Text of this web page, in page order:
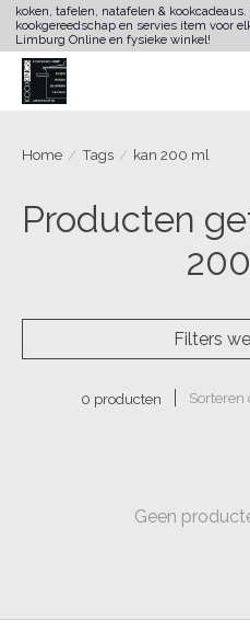
koken, tafelen, natafelen &
kookgereedschap en servies item voor
Limburg Online en fysieke winkel!
Home / Tags / kan 200 ml
Producten
Filters
0 producten Sorteren
Geen